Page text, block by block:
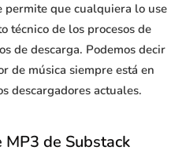
que cualquiera lo use
técnico de los procesos de
de descarga. Podemos decir
de música siempre está en
descargadores actuales.
de Substack